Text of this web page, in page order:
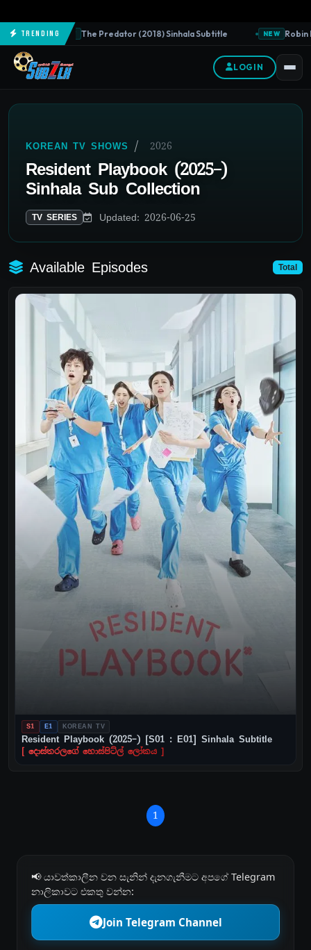
TrendingNEW The Predator (2018) Sinhala Subtitle NEW Robin
LOGIN
KOREAN TV SHOWS / 2026
Resident Playbook (2025–)
Sinhala Sub Collection
TV SERIES Updated: 2026-06-25
Available Episodes Total
S1 E1 KOREAN TV
Resident Playbook (2025–) [S01 : E01] Sinhala Subtitle
[ දොස්තරලගේ හොස්පිට්ල් ලෝකය ]
1
📢 යාවත්කාලීන වන සැනින් දැනගැනීමට අපගේ Telegram
නාලිකාවට එකතු වන්න:
Join Telegram Channel